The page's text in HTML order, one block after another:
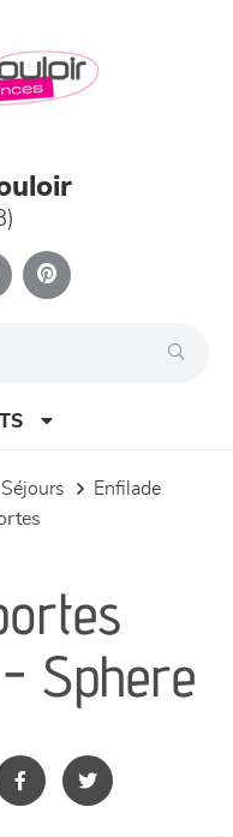
séjours
enfilade
Sphere